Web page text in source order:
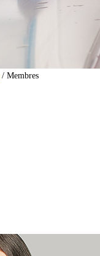
/ Membres